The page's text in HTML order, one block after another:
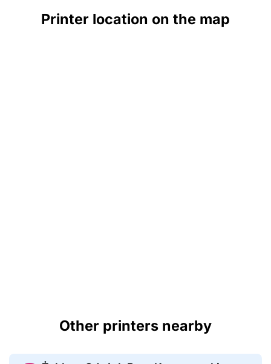
Printer location on the map
Other printers nearby